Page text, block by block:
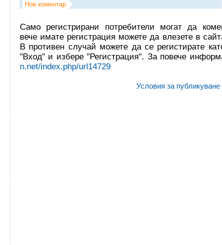
Нов коментар
Само регистрирани потребители могат да
вече имате регистрация можете да влезете в
В противен случай можете да се регистирате
"Вход" и избере "Регистрация". За повече
n.net/index.php/url14729
Условия за